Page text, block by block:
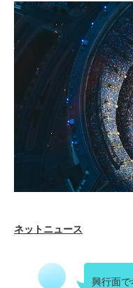
ネットニュース
興行面